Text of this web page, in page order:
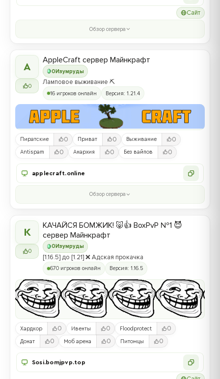
Сайт
Обзор сервера
A
0
0Изумруды
AppleCraft сервер Майнкрафт
Ламповое выживание ⛏️
16 игроков онлайн Версия: 1.21.4
Пиратские 0 Приват 0 Выживание 0
Antispam 0 Анархия 0 Без вайпов 0
applecraft.online
Обзор сервера
К
0
0 Изумруды
КАЧАЙСЯ БОМЖИК! 🐷👍 BoxPvP №1 😈
сервер Майнкрафт
[1.16.5] до [1.21] ❌ Адская прокачка
670 игроков онлайн Версия: 1.16.5
Хардкор 0 Ивенты 0 Floodprotect 0
Донат 0 Моб арена 0 Питомцы 0
Sosi.bomjpvp.top